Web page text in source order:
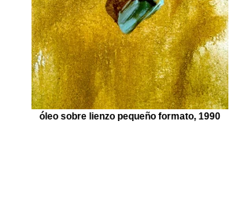
óleo sobre lienzo pequeño formato, 1990